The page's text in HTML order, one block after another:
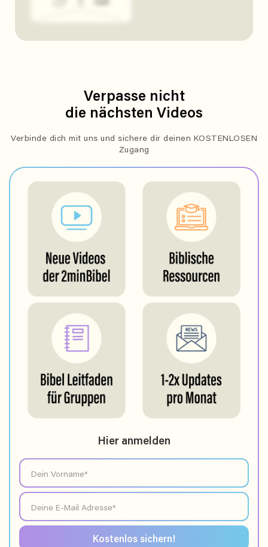
Verpasse nicht
die nächsten Videos
Verbinde dich mit uns und sichere dir deinen KOSTENLOSEN
Zugang
Hier anmelden